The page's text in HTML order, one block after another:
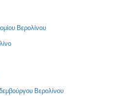
Βερολίνου
Βερολίνου